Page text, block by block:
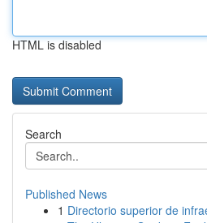
HTML is disabled
Search
Published News
1 Directorio superior de